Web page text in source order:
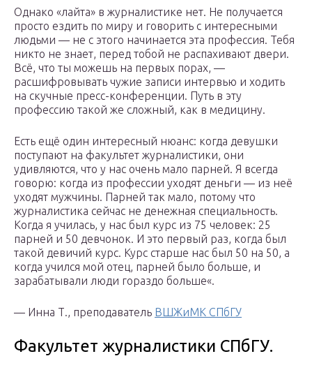
Однако «лайта» в журналистике нет. Не получается
просто ездить по миру и говорить с интересными
людьми — не с этого начинается эта профессия. Тебя
никто не знает, перед тобой не распахивают двери.
Всё, что ты можешь на первых порах, —
расшифровывать чужие записи интервью и ходить
на скучные пресс-конференции. Путь в эту
профессию такой же сложный, как в медицину.
Есть ещё один интересный нюанс: когда девушки
поступают на факультет журналистики, они
удивляются, что у нас очень мало парней. Я всегда
говорю: когда из профессии уходят деньги — из неё
уходят мужчины. Парней так мало, потому что
журналистика сейчас не денежная специальность.
Когда я училась, у нас был курс из 75 человек: 25
парней и 50 девчонок. И это первый раз, когда был
такой девичий курс. Курс старше нас был 50 на 50, а
когда учился мой отец, парней было больше, и
зарабатывали люди гораздо больше«.
— Инна Т., преподаватель ВШЖиМК СПбГУ
Факультет журналистики СПбГУ.